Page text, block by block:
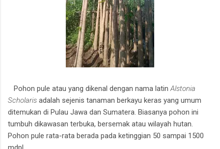
Pohon pule atau yang dikenal dengan nama latinAlstonia
Scholaris adalah sejenis tanaman berkayu keras yang umum
ditemukan di Pulau Jawa dan Sumatera. Biasanya pohon ini
tumbuh dikawasan terbuka, bersemak atau wilayah hutan.
Pohon pule rata-rata berada pada ketinggian 50 sampai 1500